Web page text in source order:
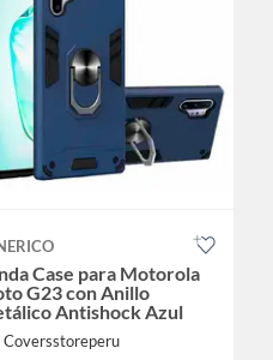
Case para Motorola
G23 con Anillo
Antishock Azul
Coversstoreperu